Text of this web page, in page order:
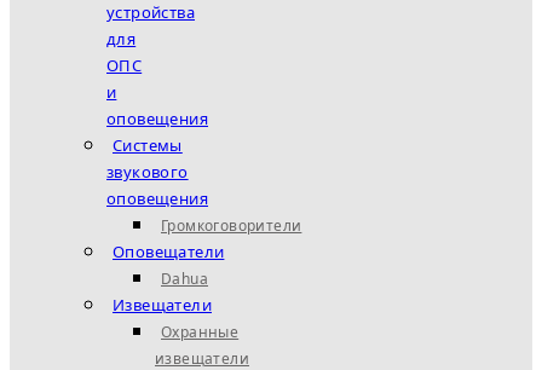
устройства
для
ОПС
и
оповещения
Системы
звукового
оповещения
Громкоговорители
Оповещатели
Dahua
Извещатели
Охранные
извещатели